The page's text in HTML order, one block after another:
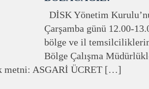
DİSK Yönetim
Çarşamba günü 12.00-
bölge ve il
Bölge Çalışma
metni: ASGARİ ÜCRET […]